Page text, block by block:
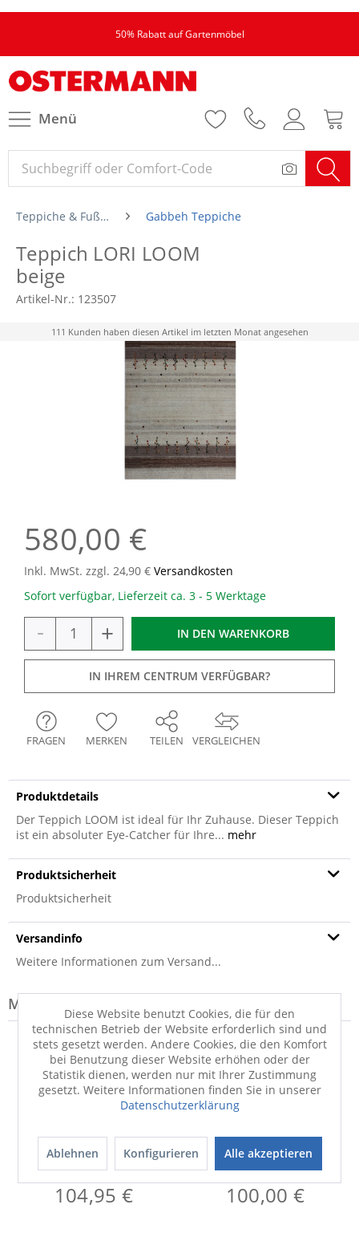
50% Rabatt auf Gartenmöbel
Menü
Teppiche & Fußmatten Gabbeh Teppiche
Teppich LORI LOOM
beige
Artikel-Nr.: 123507
111 Kunden haben diesen Artikel im letzten Monat angesehen
580,00 €
Inkl. MwSt. zzgl. 24,90 € Versandkosten
Sofort verfügbar, Lieferzeit ca. 3 - 5 Werktage
- + IN DEN WARENKORB
IN IHREM CENTRUM VERFÜGBAR?
VERGLEICHEN
FRAGEN MERKEN TEILEN
Produktdetails
Der Teppich LOOM ist ideal für Ihr Zuhause. Dieser Teppich
ist ein absoluter Eye-Catcher für Ihre... mehr
Produktsicherheit
Produktsicherheit
Versandinfo
Weitere Informationen zum Versand...
Modell-Familie: LORI
Pollerleuchte
LORI
104,95 €
Teppich
LORI LOOM beige
100,00 €
Diese Website benutzt Cookies, die für den
technischen Betrieb der Website erforderlich sind und
stets gesetzt werden. Andere Cookies, die den Komfort
bei Benutzung dieser Website erhöhen oder der
Statistik dienen, werden nur mit Ihrer Zustimmung
gesetzt. Weitere Informationen finden Sie in unserer
Datenschutzerklärung
Ablehnen Konfigurieren Alle akzeptieren